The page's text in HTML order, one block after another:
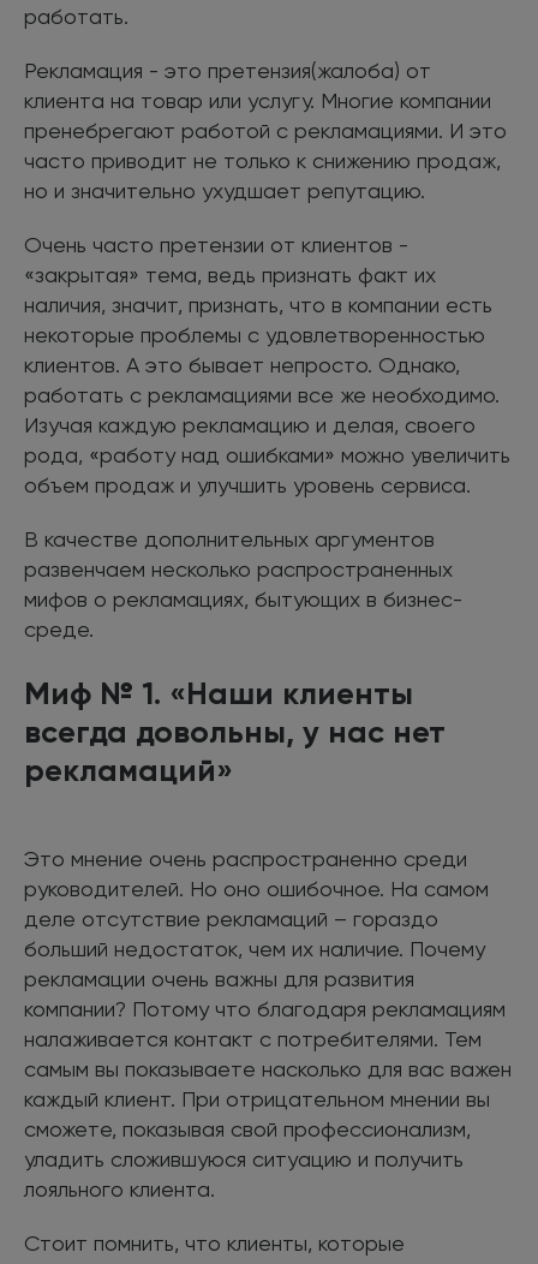
работать.
Рекламация - это претензия(жалоба) от
клиента на товар или услугу. Многие компании
пренебрегают работой с рекламациями. И это
часто приводит не только к снижению продаж,
но и значительно ухудшает репутацию.
Очень часто претензии от клиентов -
«закрытая» тема, ведь признать факт их
наличия, значит, признать, что в компании есть
некоторые проблемы с удовлетворенностью
клиентов. А это бывает непросто. Однако,
работать с рекламациями все же необходимо.
Изучая каждую рекламацию и делая, своего
рода, «работу над ошибками» можно увеличить
объем продаж и улучшить уровень сервиса.
В качестве дополнительных аргументов
развенчаем несколько распространенных
мифов о рекламациях, бытующих в бизнес-
среде.
Миф № 1. «Наши клиенты
всегда довольны, у нас нет
рекламаций»
Это мнение очень распространенно среди
руководителей. Но оно ошибочное. На самом
деле отсутствие рекламаций – гораздо
больший недостаток, чем их наличие. Почему
рекламации очень важны для развития
компании? Потому что благодаря рекламациям
налаживается контакт с потребителями. Тем
самым вы показываете насколько для вас важен
каждый клиент. При отрицательном мнении вы
сможете, показывая свой профессионализм,
уладить сложившуюся ситуацию и получить
лояльного клиента.
Стоит помнить, что клиенты, которые